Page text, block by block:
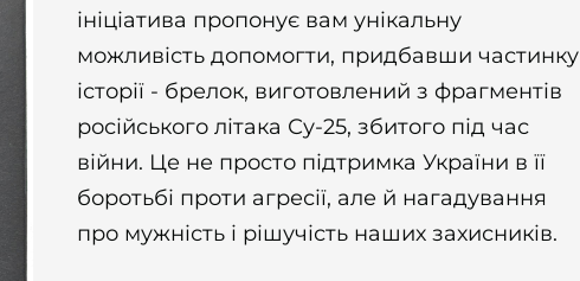
ініціатива пропонує вам унікальну
можливість допомогти, придбавши частинку
історії - брелок, виготовлений з фрагментів
російського літака Су-25, збитого під час
війни. Це не просто підтримка України в її
боротьбі проти агресії, але й нагадування
про мужність і рішучість наших захисників.